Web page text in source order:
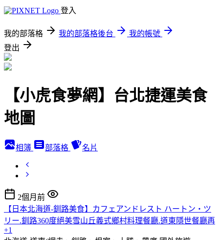
登入
我的部落格 我的部落格後台
我的帳號
登出
【小虎食夢網】台北捷運美食
地圖
相簿 部落格 名片
2個月前
【日本北海道-釧路美食】カフェアンドレスト ハートン・ツ
リー.釧路360度絕美雪山丘義式鄉村料理餐廳.道東隱世餐廳再
+1